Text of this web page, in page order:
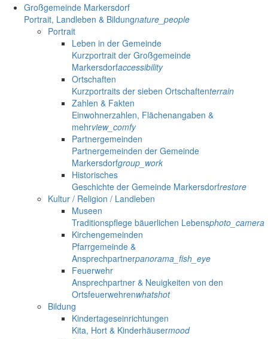
Großgemeinde Markersdorf
Portrait, Landleben & Bildungnature_people
Portrait
Leben in der Gemeinde
Kurzportrait der Großgemeinde
Markersdorfaccessibility
Ortschaften
Kurzportraits der sieben Ortschaftenterrain
Zahlen & Fakten
Einwohnerzahlen, Flächenangaben &
mehrview_comfy
Partnergemeinden
Partnergemeinden der Gemeinde
Markersdorfgroup_work
Historisches
Geschichte der Gemeinde Markersdorfrestore
Kultur / Religion / Landleben
Museen
Traditionspflege bäuerlichen Lebensphoto_camera
Kirchengemeinden
Pfarrgemeinde &
Ansprechpartnerpanorama_fish_eye
Feuerwehr
Ansprechpartner & Neuigkeiten von den
Ortsfeuerwehrenwhatshot
Bildung
Kindertageseinrichtungen
Kita, Hort & Kinderhäusermood